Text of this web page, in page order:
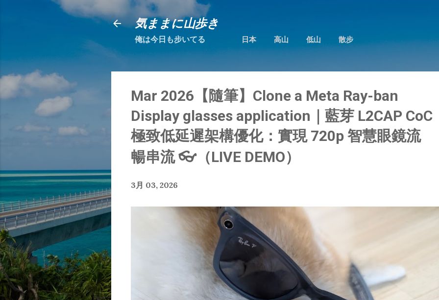
気ままに山歩き
俺は今日も步いてる 日本 高山 低山 散步
Mar 2026【隨筆】Clone a Meta Ray-ban
Display glasses application｜藍芽 L2CAP CoC
極致低延遲架構優化：實現 720p 智慧眼鏡流
暢串流 👓（LIVE DEMO）
3月 03, 2026